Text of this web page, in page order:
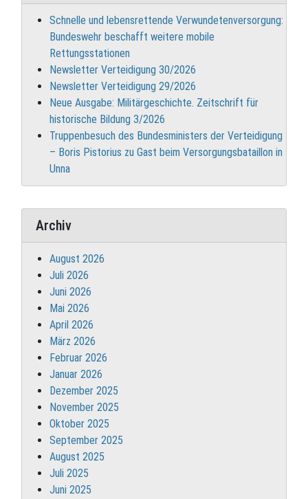
Schnelle und lebensrettende Verwundetenversorgung:
Bundeswehr beschafft weitere mobile
Rettungsstationen
Newsletter Verteidigung 30/2026
Newsletter Verteidigung 29/2026
Neue Ausgabe: Militärgeschichte. Zeitschrift für
historische Bildung 3/2026
Truppenbesuch des Bundesministers der Verteidigung
– Boris Pistorius zu Gast beim Versorgungsbataillon in
Unna
Archiv
August 2026
Juli 2026
Juni 2026
Mai 2026
April 2026
März 2026
Februar 2026
Januar 2026
Dezember 2025
November 2025
Oktober 2025
September 2025
August 2025
Juli 2025
Juni 2025